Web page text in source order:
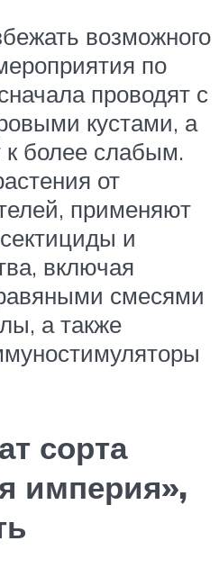
возможного
по
проводят с
кустами, а
к более слабым.
от
применяют
и
включая
смесями
а также
сорта
империя»,